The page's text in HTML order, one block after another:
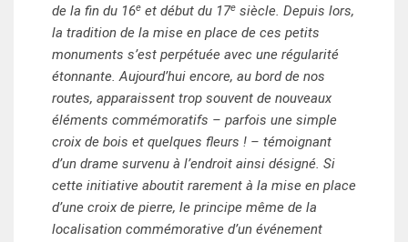
de la fin du 16eet début du 17esiècle. Depuis lors,
la tradition de la mise en place de ces petits
monuments s’est perpétuée avec une régularité
étonnante. Aujourd’hui encore, au bord de nos
routes, apparaissent trop souvent de nouveaux
éléments commémoratifs – parfois une simple
croix de bois et quelques fleurs ! – témoignant
d’un drame survenu à l’endroit ainsi désigné. Si
cette initiative aboutit rarement à la mise en place
d’une croix de pierre, le principe même de la
localisation commémorative d’un événement